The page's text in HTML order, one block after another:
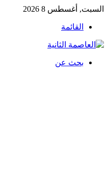
السبت, أغسطس 8 2026
القائمة
بحث عن